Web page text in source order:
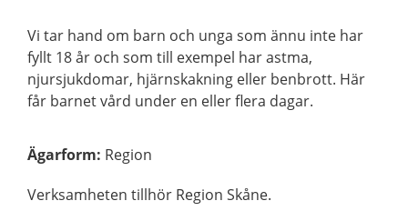
Vi tar hand om barn och unga som ännu inte har
fyllt 18 år och som till exempel har astma,
njursjukdomar, hjärnskakning eller benbrott. Här
får barnet vård under en eller flera dagar.
Ägarform: Region
Verksamheten tillhör Region Skåne.